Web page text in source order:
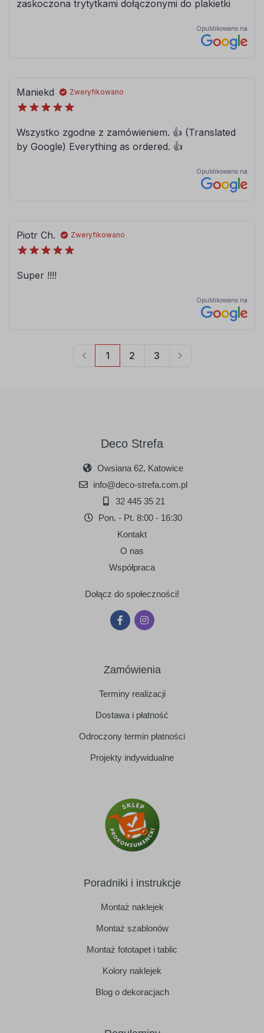
Deco Strefa
Owsiana 62, Katowice
info@deco-strefa.com.pl
32 445 35 21
Pon. - Pt. 8:00 - 16:30
Kontakt
O nas
Współpraca
Dołącz do społeczności!
Zamówienia
Terminy realizacji
Dostawa i płatność
Odroczony termin płatności
Projekty indywidualne
Poradniki i instrukcje
Montaż naklejek
Montaż szablonów
Montaż fototapet i tablic
Kolory naklejek
Blog o dekoracjach